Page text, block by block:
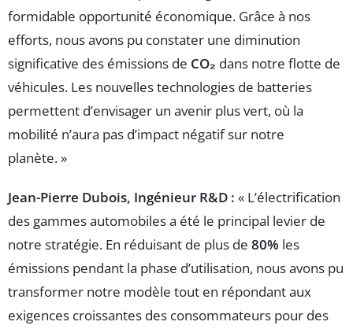
formidable opportunité économique. Grâce à nos
efforts, nous avons pu constater une diminution
significative des émissions de CO₂ dans notre flotte de
véhicules. Les nouvelles technologies de batteries
permettent d’envisager un avenir plus vert, où la
mobilité n’aura pas d’impact négatif sur notre
planète. »
Jean-Pierre Dubois, Ingénieur R&D : « L’électrification
des gammes automobiles a été le principal levier de
notre stratégie. En réduisant de plus de 80% les
émissions pendant la phase d’utilisation, nous avons pu
transformer notre modèle tout en répondant aux
exigences croissantes des consommateurs pour des